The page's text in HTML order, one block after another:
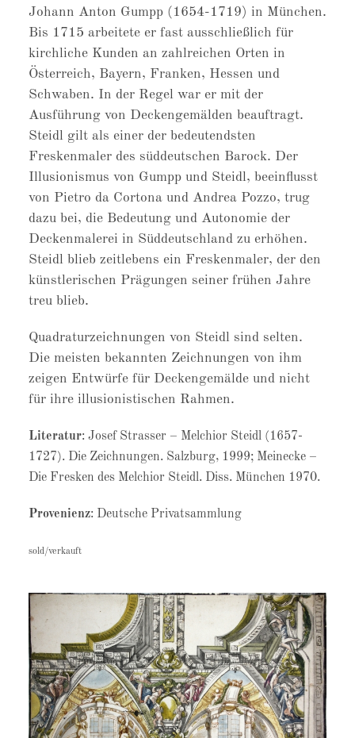
Johann Anton Gumpp (1654-1719) in München.
Bis 1715 arbeitete er fast ausschließlich für
kirchliche Kunden an zahlreichen Orten in
Österreich, Bayern, Franken, Hessen und
Schwaben. In der Regel war er mit der
Ausführung von Deckengemälden beauftragt.
Steidl gilt als einer der bedeutendsten
Freskenmaler des süddeutschen Barock. Der
Illusionismus von Gumpp und Steidl, beeinflusst
von Pietro da Cortona und Andrea Pozzo, trug
dazu bei, die Bedeutung und Autonomie der
Deckenmalerei in Süddeutschland zu erhöhen.
Steidl blieb zeitlebens ein Freskenmaler, der den
künstlerischen Prägungen seiner frühen Jahre
treu blieb.
Quadraturzeichnungen von Steidl sind selten.
Die meisten bekannten Zeichnungen von ihm
zeigen Entwürfe für Deckengemälde und nicht
für ihre illusionistischen Rahmen.
Literatur: Josef Strasser – Melchior Steidl (1657-
1727). Die Zeichnungen. Salzburg, 1999; Meinecke –
Die Fresken des Melchior Steidl. Diss. München 1970.
Provenienz: Deutsche Privatsammlung
sold/verkauft